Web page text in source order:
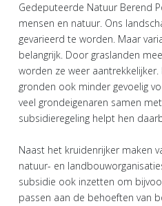
Gedeputeerde Natuur Berend
mensen en natuur. Ons
gevarieerd te worden. Maar
belangrijk. Door graslanden
worden ze weer
gronden ook minder gevoelig
veel grondeigenaren samen
subsidieregeling helpt hen
Naast het kruidenrijker maken
natuur- en
subsidie ook inzetten om
passen aan de behoeften van